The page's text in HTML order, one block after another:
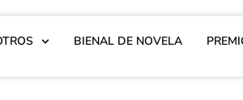
BIENAL DE NOVELA